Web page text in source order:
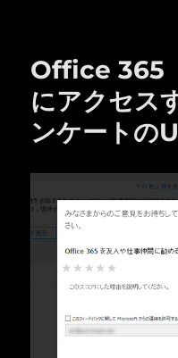
Office 365
にアクセス
ンケートの